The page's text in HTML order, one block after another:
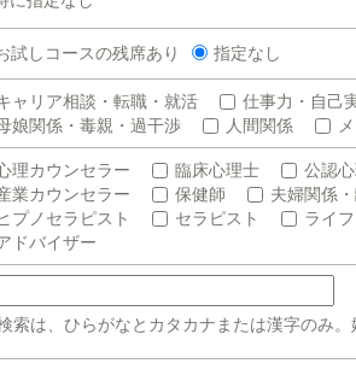
試しコースの残席あり 指定なし
ャリア相談・転職・就活 仕事力・自己
娘関係・毒親・過干渉
人間関係
理カウンセラー 臨床心理士 公認
業カウンセラー
保健師 夫婦関係
プノセラピスト
セラピスト ライ
ドバイザー
索は、ひらがなとカタカナまたは漢字のみ